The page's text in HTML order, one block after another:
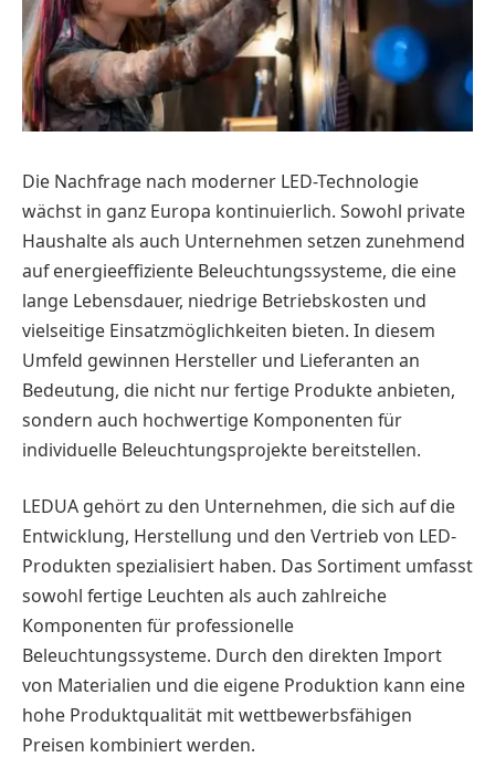
Die Nachfrage nach moderner LED-Technologie
wächst in ganz Europa kontinuierlich. Sowohl private
Haushalte als auch Unternehmen setzen zunehmend
auf energieeffiziente Beleuchtungssysteme, die eine
lange Lebensdauer, niedrige Betriebskosten und
vielseitige Einsatzmöglichkeiten bieten. In diesem
Umfeld gewinnen Hersteller und Lieferanten an
Bedeutung, die nicht nur fertige Produkte anbieten,
sondern auch hochwertige Komponenten für
individuelle Beleuchtungsprojekte bereitstellen.
LEDUA gehört zu den Unternehmen, die sich auf die
Entwicklung, Herstellung und den Vertrieb von LED-
Produkten spezialisiert haben. Das Sortiment umfasst
sowohl fertige Leuchten als auch zahlreiche
Komponenten für professionelle
Beleuchtungssysteme. Durch den direkten Import
von Materialien und die eigene Produktion kann eine
hohe Produktqualität mit wettbewerbsfähigen
Preisen kombiniert werden.